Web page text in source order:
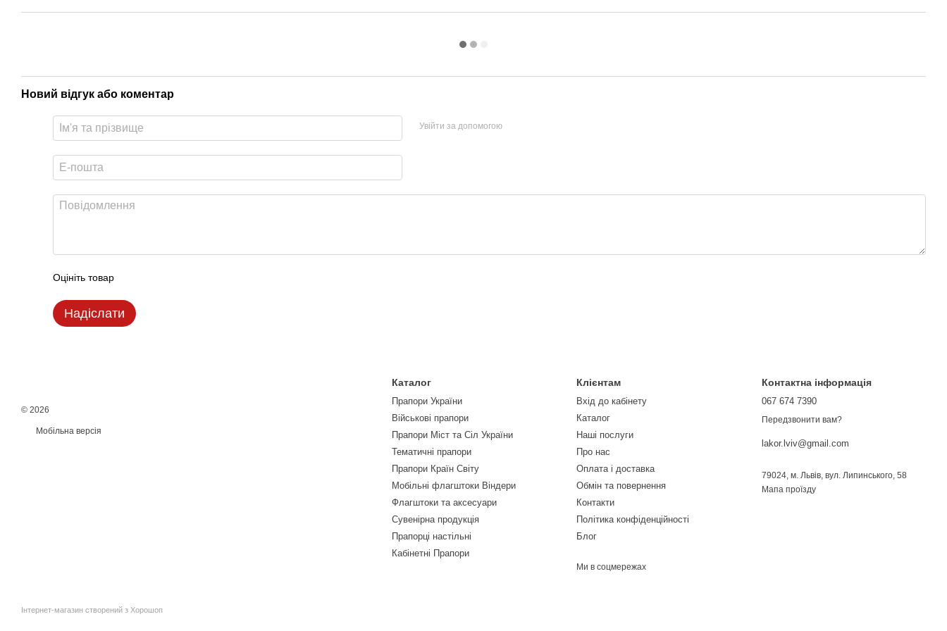
Новий відгук або коментар
Увійти за допомогою
Оцініть товар
Надіслати
© 2026
Мобільна версія
Інтернет-магазин створений з Хорошоп
Каталог
Прапори України
Військові прапори
Прапори Міст та Сіл України
Тематичні прапори
Прапори Країн Світу
Мобільні флагштоки Віндери
Флагштоки та аксесуари
Сувенірна продукція
Прапорці настільні
Кабінетні Прапори
Клієнтам
Вхід до кабінету
Каталог
Наші послуги
Про нас
Оплата і доставка
Обмін та повернення
Контакти
Політика конфіденційності
Блог
Ми в соцмережах
Контактна інформація
067 674 7390
Передзвонити вам?
lakor.lviv@gmail.com
79024, м. Львів, вул. Липинського, 58
Мапа проїзду